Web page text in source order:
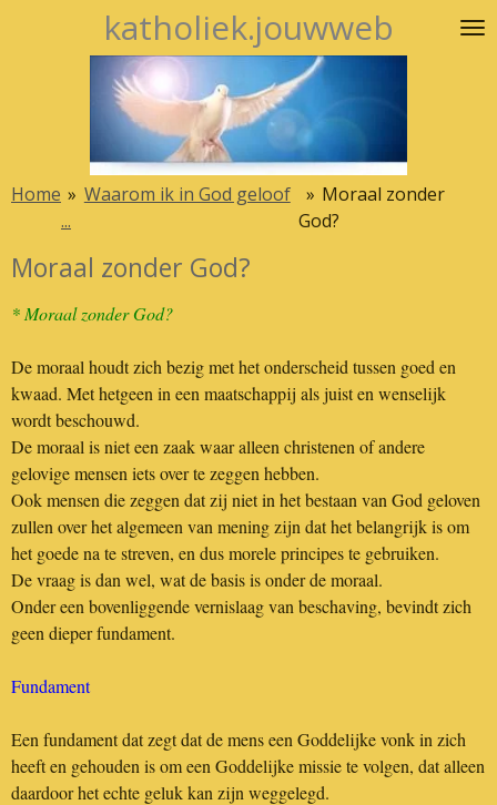
katholiek.jouwweb
Home » Waarom ik in God geloof
...
» Moraal zonder
God?
Moraal zonder God?
* Moraal zonder God?
De moraal houdt zich bezig met het onderscheid tussen goed en
kwaad. Met hetgeen in een maatschappij als juist en wenselijk
wordt beschouwd.
De moraal is niet een zaak waar alleen christenen of andere
gelovige mensen iets over te zeggen hebben.
Ook mensen die zeggen dat zij niet in het bestaan van God geloven
zullen over het algemeen van mening zijn dat het belangrijk is om
het goede na te streven, en dus morele principes te gebruiken.
De vraag is dan wel, wat de basis is onder de moraal.
Onder een bovenliggende vernislaag van beschaving, bevindt zich
geen dieper fundament.
Fundament
Een fundament dat zegt dat de mens een Goddelijke vonk in zich
heeft en gehouden is om een Goddelijke missie te volgen, dat alleen
daardoor het echte geluk kan zijn weggelegd.